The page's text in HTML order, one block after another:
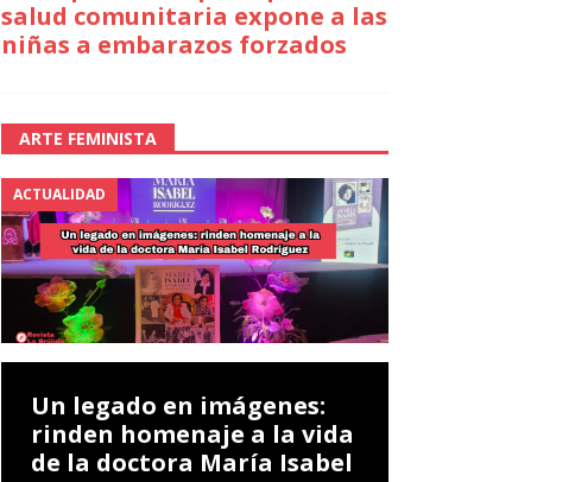
salud comunitaria expone a las
niñas a embarazos forzados
ARTE FEMINISTA
ACTUALIDAD
Un legado en imágenes:
rinden homenaje a la vida
de la doctora María Isabel